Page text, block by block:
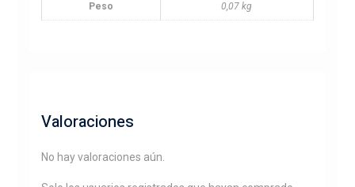
Peso 0,07 kg
Valoraciones
No hay valoraciones aún.